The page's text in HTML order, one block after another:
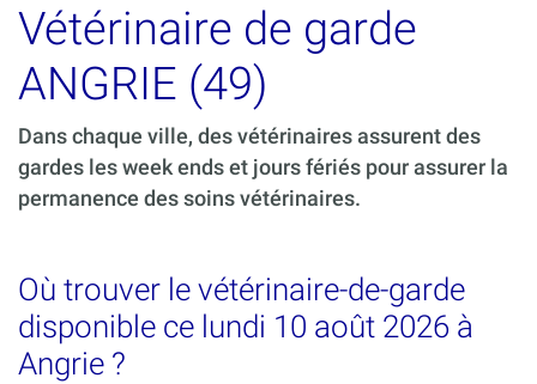
Vétérinaire de garde
ANGRIE (49)
Dans chaque ville, des vétérinaires assurent des
gardes les week ends et jours fériés pour assurer la
permanence des soins vétérinaires.
Où trouver le vétérinaire-de-garde
disponible ce lundi 10 août 2026 à
Angrie ?